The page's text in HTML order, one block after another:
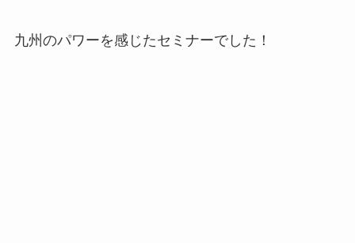
九州のパワーを感じたセミナーでした！